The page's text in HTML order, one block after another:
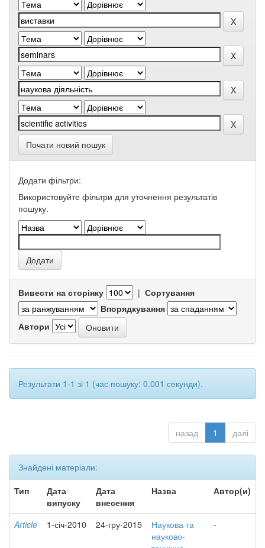
Почати новий пошук
Додати фільтри:
Використовуйте фільтри для уточнення результатів
пошуку.
Вивести на сторінку | Сортування
Впорядкування
Автори
Результати 1-1 зі 1 (час пошуку: 0.001 секунди).
назад 1 далі
Знайдені матеріали:
Тип
Дата
випуску
Дата
внесення
Назва Автор(и)
Article 1-січ-2010 24-гру-2015
Наукова та
науково-
-